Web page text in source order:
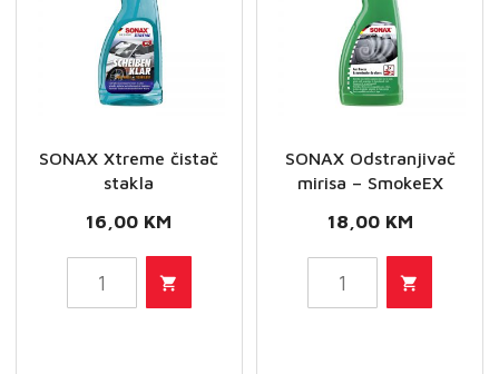
SONAX Xtreme čistač
stakla
16,00 KM
SONAX
Xtreme
SONAX Odstranjivač
mirisa – SmokeEX
18,00 KM
SONAX
Odstranjivač